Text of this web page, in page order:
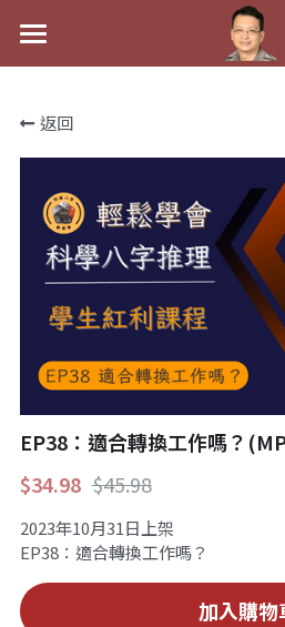
最新消息
關於我
祖傳命理
手工印鑑
課程介紹
五行八字學
後天派陽宅
Blog
黃金會員專區
八字雜記
心靈成長
人氣最高
站長精選
臉書生活
試閱專區
Podcast聽書
團隊訓練營
八字視頻
陽宅視頻
線上直播
線上學苑
八字初階班1
八字初階班2
八字進階班
命理商城
八字完整班
《十神高階實戰錄》完整
我的著作
科學八字推理1
與我預約
返回
EP38：適合轉換工作嗎？
$34.98 $45.98
2023年10月31日上架
EP38：適合轉換工作嗎？
加入購物
商品分類
八字線上完整班
《十神高階實戰錄》完整典
1美元超值PDF
學生紅利課程
團隊教練訓練營
Podcast聽書
八字線上批命
小兒命名
部落格分
心靈成長
八字雜記
人氣最高
站長精選
臉書生活